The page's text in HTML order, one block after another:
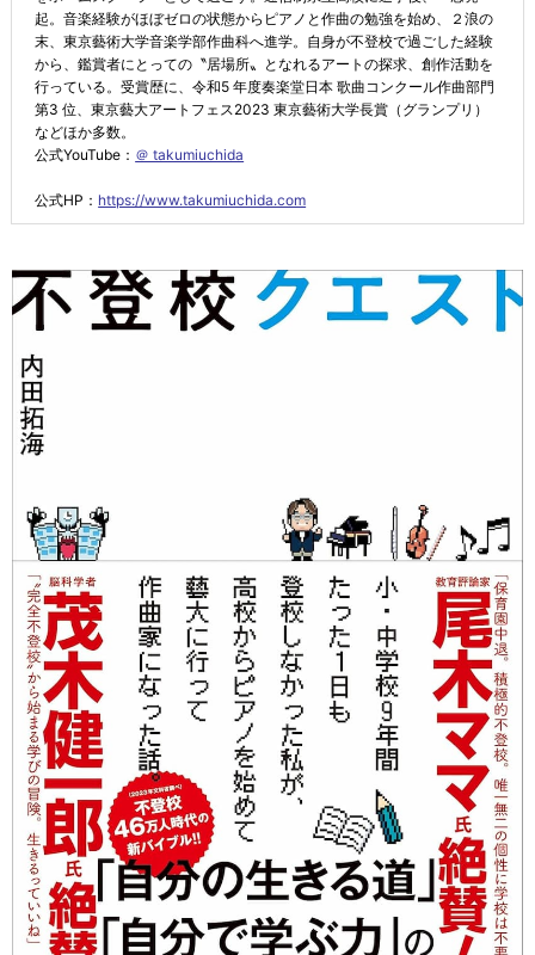
起。音楽経験がほぼゼロの状態からピアノと作曲の勉強を始め、２浪の
末、東京藝術大学音楽学部作曲科へ進学。自身が不登校で過ごした経験
から、鑑賞者にとっての〝居場所〟となれるアートの探求、創作活動を
行っている。受賞歴に、令和5 年度奏楽堂日本 歌曲コンクール作曲部門
第3 位、東京藝大アートフェス2023 東京藝術大学長賞（グランプリ）
などほか多数。
公式YouTube： ＠ takumiuchida
公式HP： https://www.takumiuchida.com